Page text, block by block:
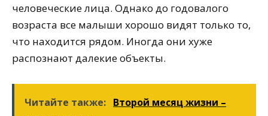
человеческие лица. Однако до годовалого
возраста все малыши хорошо видят только то,
что находится рядом. Иногда они хуже
распознают далекие объекты.
Читайте также: Второй месяц жизни –